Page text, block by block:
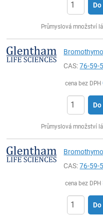
Průmyslová množství
CAS:76-59-5
cena bez DPH
Průmyslová množství
CAS:76-59-5
cena bez DPH